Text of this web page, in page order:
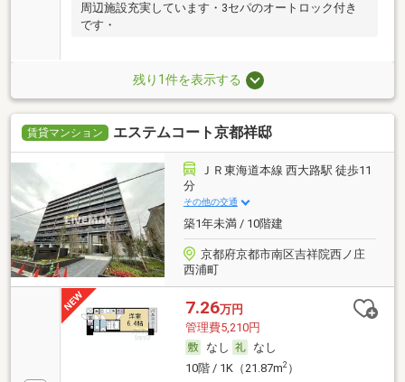
周辺施設充実しています・3セパのオートロック付き
です・
残り1件を表示する
賃貸マンション エステムコート京都祥邸
ＪＲ東海道本線 西大路駅 徒歩11
分
その他の交通
築1年未満 / 10階建
京都府京都市南区吉祥院西ノ庄
西浦町
7.26万円
管理費5,210円
なし
なし
10階 / 1K（21.87m2）